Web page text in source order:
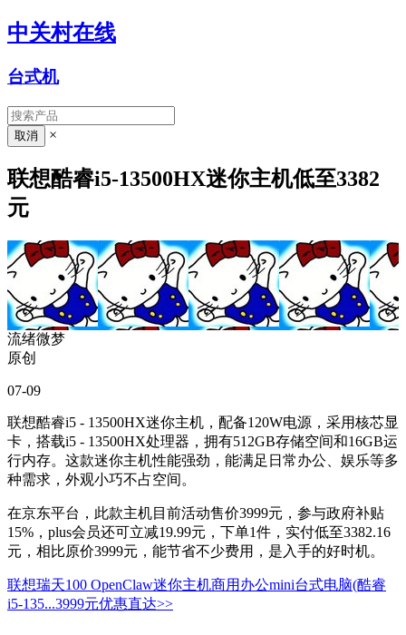
中关村在线
台式机
×
联想酷睿i5-13500HX迷你主机低至3382
元
流绪微梦
原创
07-09
联想酷睿i5 - 13500HX迷你主机，配备120W电源，采用核芯显
卡，搭载i5 - 13500HX处理器，拥有512GB存储空间和16GB运
行内存。这款迷你主机性能强劲，能满足日常办公、娱乐等多
种需求，外观小巧不占空间。
在京东平台，此款主机目前活动售价3999元，参与政府补贴
15%，plus会员还可立减19.99元，下单1件，实付低至3382.16
元，相比原价3999元，能节省不少费用，是入手的好时机。
联想瑞天100 OpenClaw迷你主机商用办公mini台式电脑(酷睿
i5-135...3999元优惠直达>>